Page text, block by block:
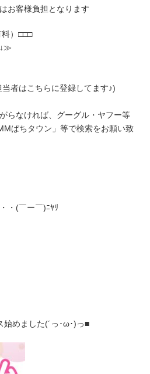
お客様負担となります
料）□□□
者はこちらに登録してます♪)
らなければ、グーグル・ヤフー等
ぱちタウン」等で検索をお願い致
・(￣ー￣)ﾆﾔﾘ
始めました(´っ･ω･)っ■